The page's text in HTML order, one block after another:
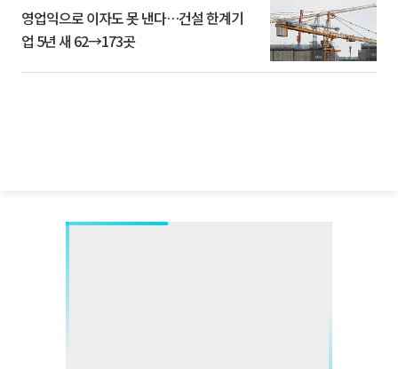
영업익으로 이자도 못 낸다…건설 한계기
업 5년 새 62→173곳